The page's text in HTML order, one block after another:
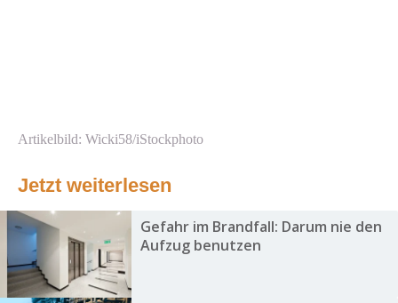
Artikelbild: Wicki58/iStockphoto
Jetzt weiterlesen
Gefahr im Brandfall: Darum nie den
Aufzug benutzen